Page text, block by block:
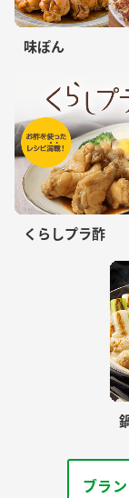
味ぽん
くらしプラ酢
ブラ